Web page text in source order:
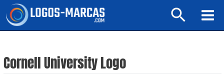
Buscar
Cornell University Logo